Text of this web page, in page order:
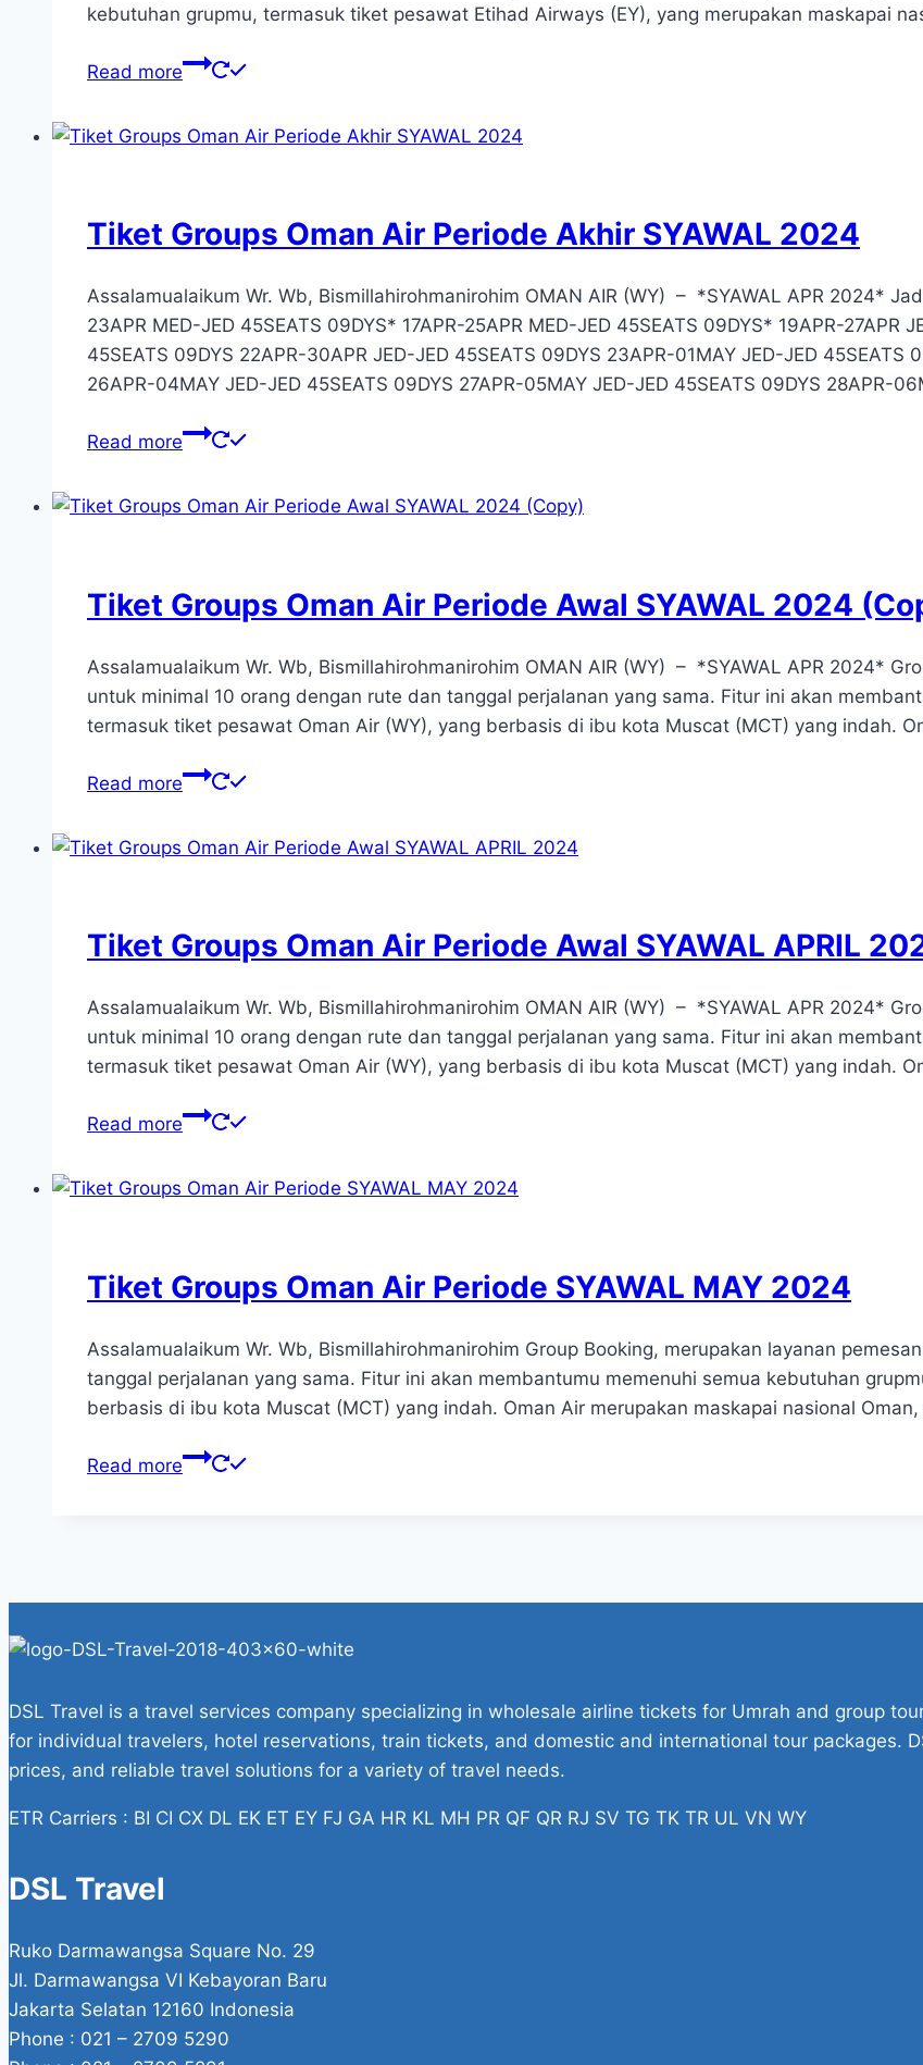
kebutuhan grupmu, termasuk tiket pesawat Etihad Airways (EY), yang merupakan maskapai
Read more
Tiket Groups Oman Air Periode Akhir SYAWAL 2024
Assalamualaikum Wr. Wb, Bismillahirohmanirohim OMAN AIR (WY) – *SYAWAL APR 2024*
23APR MED-JED 45SEATS 09DYS* 17APR-25APR MED-JED 45SEATS 09DYS* 19APR-27APR
45SEATS 09DYS 22APR-30APR JED-JED 45SEATS 09DYS 23APR-01MAY JED-JED 45SEATS
26APR-04MAY JED-JED 45SEATS 09DYS 27APR-05MAY JED-JED 45SEATS 09DYS 28APR-
Read more
Tiket Groups Oman Air Periode Awal SYAWAL 2024
Assalamualaikum Wr. Wb, Bismillahirohmanirohim OMAN AIR (WY) – *SYAWAL APR 2024*
untuk minimal 10 orang dengan rute dan tanggal perjalanan yang sama. Fitur ini akan
termasuk tiket pesawat Oman Air (WY), yang berbasis di ibu kota Muscat (MCT) yang indah.
Read more
Tiket Groups Oman Air Periode Awal SYAWAL APRIL
Assalamualaikum Wr. Wb, Bismillahirohmanirohim OMAN AIR (WY) – *SYAWAL APR 2024*
untuk minimal 10 orang dengan rute dan tanggal perjalanan yang sama. Fitur ini akan
termasuk tiket pesawat Oman Air (WY), yang berbasis di ibu kota Muscat (MCT) yang indah.
Read more
Tiket Groups Oman Air Periode SYAWAL MAY 2024
Assalamualaikum Wr. Wb, Bismillahirohmanirohim Group Booking, merupakan layanan
tanggal perjalanan yang sama. Fitur ini akan membantumu memenuhi semua kebutuhan
berbasis di ibu kota Muscat (MCT) yang indah. Oman Air merupakan maskapai nasional
Read more
DSL Travel is a travel services company specializing in wholesale airline tickets for Umrah and group
for individual travelers, hotel reservations, train tickets, and domestic and international tour packages.
prices, and reliable travel solutions for a variety of travel needs.
ETR Carriers : BI CI CX DL EK ET EY FJ GA HR KL MH PR QF QR RJ SV TG TK TR UL VN WY
DSL Travel
Ruko Darmawangsa Square No. 29
Jl. Darmawangsa VI Kebayoran Baru
Jakarta Selatan 12160 Indonesia
Phone : 021 – 2709 5290